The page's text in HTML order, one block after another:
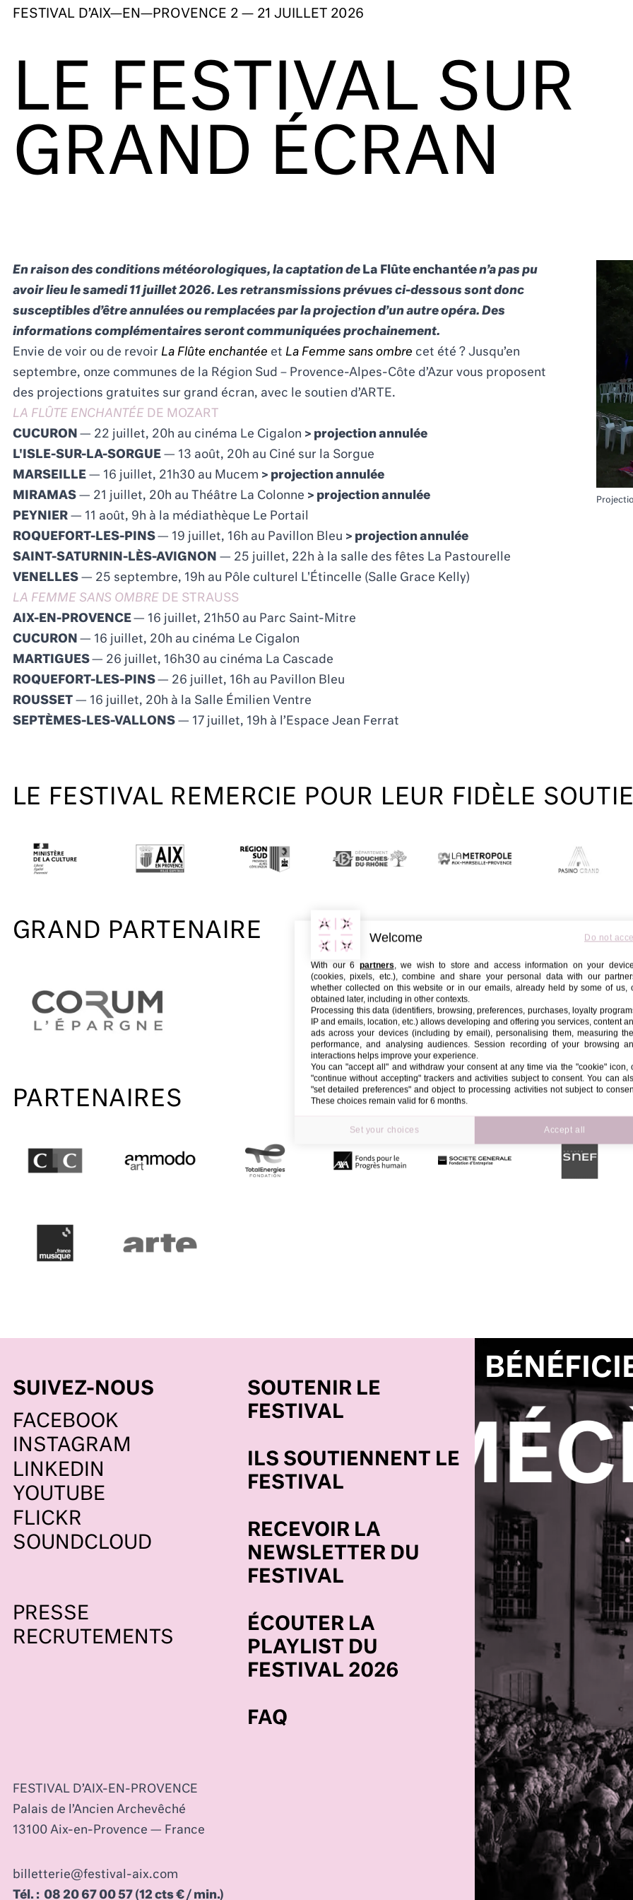
FESTIVAL D’AIX—EN—PROVENCE 2 — 21 JUILLET 2026
LE FESTIVAL SUR
GRAND ÉCRAN
En raison des conditions météorologiques, la captation de La Flûte enchantéen’a pas pu
avoir lieu le samedi 11 juillet 2026. Les retransmissions prévues ci-dessous sont donc
susceptibles d’être annulées ou remplacées par la projection d’un autre opéra. Des
informations complémentaires seront communiquées prochainement.
Envie de voir ou de revoir La Flûte enchantée et La Femme sans ombre cet été ? Jusqu’en
septembre, onze communes de la Région Sud – Provence-Alpes-Côte d’Azur vous proposent
des projections gratuites sur grand écran, avec le soutien d’ARTE.
LA FLÛTE ENCHANTÉE DE MOZART
CUCURON — 22 juillet, 20h au cinéma Le Cigalon > projection annulée
L'ISLE-SUR-LA-SORGUE— 13 août, 20h au Ciné sur la Sorgue
MARSEILLE— 16 juillet, 21h30 au Mucem > projection annulée
MIRAMAS— 21 juillet, 20h au Théâtre La Colonne > projection annulée
PEYNIER— 11 août, 9h à la médiathèque Le Portail
ROQUEFORT-LES-PINS— 19 juillet, 16h au Pavillon Bleu > projection annulée
SAINT-SATURNIN-LÈS-AVIGNON — 25 juillet, 22h à la salle des fêtes La Pastourelle
VENELLES— 25 septembre, 19h au Pôle culturel L'Étincelle (Salle Grace Kelly)
LA FEMME SANS OMBRE DE STRAUSS
AIX-EN-PROVENCE— 16 juillet, 21h50 au Parc Saint-Mitre
CUCURON — 16 juillet, 20h au cinéma Le Cigalon
MARTIGUES— 26 juillet, 16h30 au cinéma La Cascade
ROQUEFORT-LES-PINS— 26 juillet, 16h au Pavillon Bleu
ROUSSET — 16 juillet, 20h à la Salle Émilien Ventre
SEPTÈMES-LES-VALLONS— 17 juillet, 19h à l’Espace Jean Ferrat
LE FESTIVAL REMERCIE POUR LEUR FIDÈLE
GRAND PARTENAIRE
PARTENAIRES
SUIVEZ-NOUS
FACEBOOK
INSTAGRAM
LINKEDIN
YOUTUBE
FLICKR
SOUNDCLOUD
PRESSE
RECRUTEMENTS
SOUTENIR LE
FESTIVAL
ILS SOUTIENNENT LE
FESTIVAL
RECEVOIR LA
NEWSLETTER DU
FESTIVAL
ÉCOUTER LA
PLAYLIST DU
FESTIVAL 2026
FAQ
FESTIVAL D’AIX-EN-PROVENCE
Palais de l’Ancien Archevêché
13100 Aix-en-Provence — France
billetterie@festival-aix.com
Tél. : 08 20 67 00 57 (12 cts € / min.)
Do not
Welcome
With our 6 partners, we wish to store and access information on your
(cookies, pixels, etc.), combine and share your personal data with our
whether collected on this website or in our emails, already held by some of us,
obtained later, including in other contexts.
Processing this data (identifiers, browsing, preferences, purchases, loyalty
IP and emails, location, etc.) allows developing and offering you services, content
ads across your devices (including by email), personalising them, measuring
performance, and analysing audiences. Session recording of your browsing
interactions helps improve your experience.
You can "accept all" and withdraw your consent at any time via the "cookie" icon,
"continue without accepting" trackers and activities subject to consent. You can
"set detailed preferences" and object to processing activities not subject to
These choices remain valid for 6 months.
Set your choices Accept all